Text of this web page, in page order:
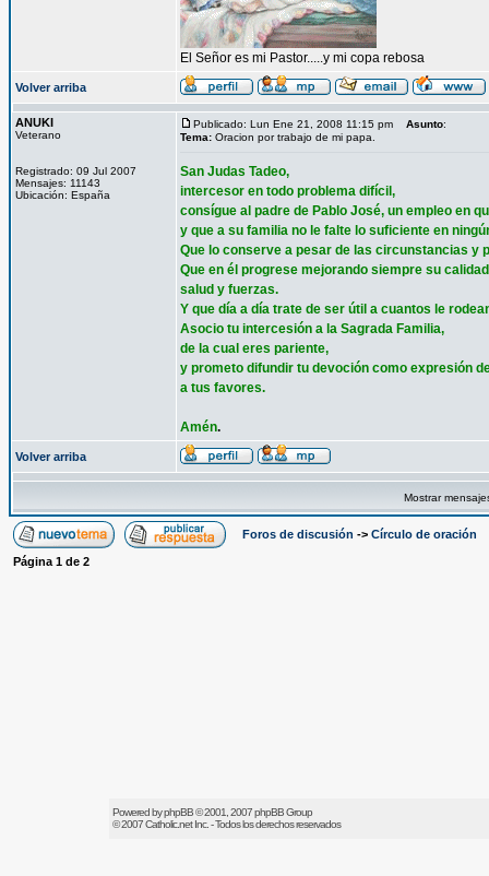
El Señor es mi Pastor.....y mi copa rebosa
Volver arriba
ANUKI
Veterano
Registrado: 09 Jul 2007
Mensajes: 11143
Ubicación: España
Publicado: Lun Ene 21, 2008 11:15 pm Asunto:
Tema: Oracion por trabajo de mi papa.
San Judas Tadeo,
intercesor en todo problema difícil,
consígue al padre de Pablo José, un empleo en
y que a su familia no le falte lo suficiente en
Que lo conserve a pesar de las circunstancias y
Que en él progrese mejorando siempre su
salud y fuerzas.
Y que día a día trate de ser útil a cuantos le
Asocio tu intercesión a la Sagrada Familia,
de la cual eres pariente,
y prometo difundir tu devoción como expresión
a tus favores.
Amén.
Volver arriba
Mostrar
Foros de discusión -> Círculo de oración
Página 1 de 2
Powered byphpBB© 2001, 2007 phpBB Group
© 2007Catholic.netInc. - Todos los derechos reservados